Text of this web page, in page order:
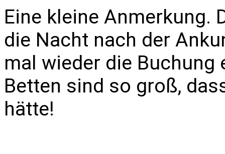
Eine kleine Anmerkung.
die Nacht nach der
mal wieder die Buchung
Betten sind so groß,
hätte!